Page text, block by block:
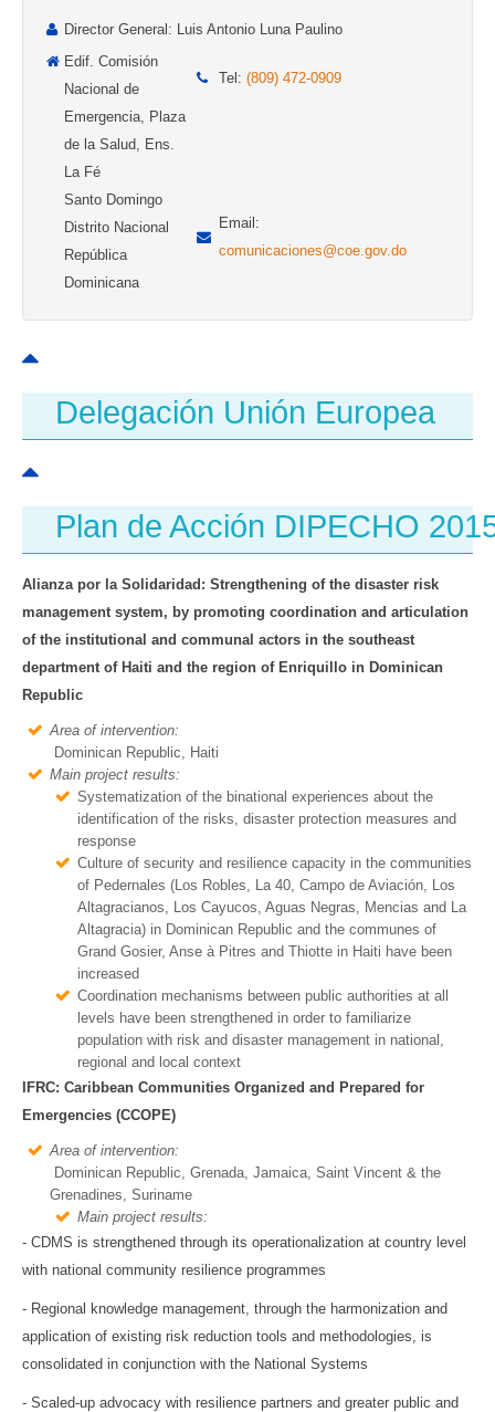
Director General: Luis Antonio Luna Paulino
Edif. Comisión
Nacional de
Emergencia, Plaza
de la Salud, Ens.
La Fé
Santo Domingo
Distrito Nacional
República
Dominicana
Tel: (809) 472-0909
Email:
comunicaciones@coe.gov.do
Delegación Unión Europea
Plan de Acción DIPECHO
Alianza por la Solidaridad: Strengthening of the disaster risk
management system, by promoting coordination and articulation
of the institutional and communal actors in the southeast
department of Haiti and the region of Enriquillo in Dominican
Republic
Area of intervention:
Dominican Republic, Haiti
Main project results:
Systematization of the binational experiences about the
identification of the risks, disaster protection measures and
response
Culture of security and resilience capacity in the communities
of Pedernales (Los Robles, La 40, Campo de Aviación, Los
Altagracianos, Los Cayucos, Aguas Negras, Mencias and La
Altagracia) in Dominican Republic and the communes of
Grand Gosier, Anse à Pitres and Thiotte in Haiti have been
increased
Coordination mechanisms between public authorities at all
levels have been strengthened in order to familiarize
population with risk and disaster management in national,
regional and local context
IFRC: Caribbean Communities Organized and Prepared for
Emergencies (CCOPE)
Area of intervention:
Dominican Republic, Grenada, Jamaica, Saint Vincent & the
Grenadines, Suriname
Main project results:
- CDMS is strengthened through its operationalization at country level
with national community resilience programmes
- Regional knowledge management, through the harmonization and
application of existing risk reduction tools and methodologies, is
consolidated in conjunction with the National Systems
- Scaled-up advocacy with resilience partners and greater public and